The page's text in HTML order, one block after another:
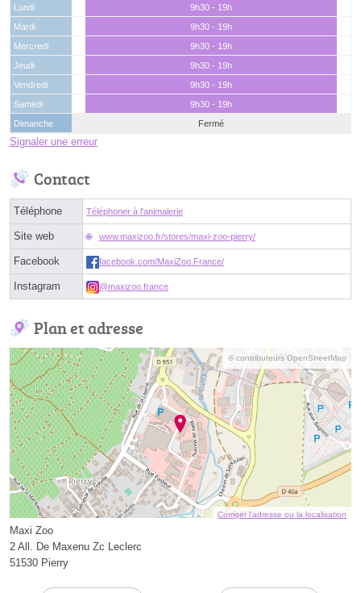
Lundi
9h30 - 19h
Mardi
9h30 - 19h
Mercredi
9h30 - 19h
Jeudi
9h30 - 19h
Vendredi
9h30 - 19h
Samedi
9h30 - 19h
Dimanche
Fermé
Signaler une erreur
Contact
Téléphone Téléphoner à l'animalerie
Site web www.maxizoo.fr/stores/maxi-zoo-pierry/
Facebook facebook.com/MaxiZoo.France/
Instagram @maxizoo.france
Plan et adresse
© contributeurs OpenStreetMap
Corriger l’adresse ou la localisation
Maxi Zoo
2 All. De Maxenu Zc Leclerc
51530 Pierry